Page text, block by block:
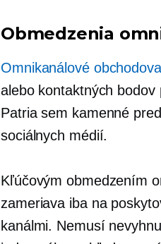
Obmedzenia
Omnikanálové
alebo kontaktných
Patria sem kamenné
sociálnych médií.
Kľúčovým obmedzením
zameriava iba na
kanálmi. Nemusí